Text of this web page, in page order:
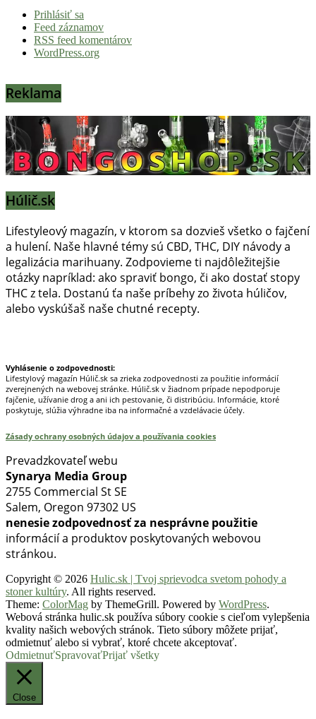
Prihlásiť sa
Feed záznamov
RSS feed komentárov
WordPress.org
Reklama
Húlič.sk
Lifestyleový magazín, v ktorom sa dozvieš všetko o fajčení
a hulení. Naše hlavné témy sú CBD, THC, DIY návody a
legalizácia marihuany. Zodpovieme ti najdôležitejšie
otázky napríklad: ako spraviť bongo, či ako dostať stopy
THC z tela. Dostanú ťa naše príbehy zo života húličov,
alebo vyskúšaš naše chutné recepty.
Vyhlásenie o zodpovednosti:
Lifestylový magazín Húlič.sk sa zrieka zodpovednosti za použitie informácií
zverejnených na webovej stránke. Húlič.sk v žiadnom prípade nepodporuje
fajčenie, užívanie drog a ani ich pestovanie, či distribúciu. Informácie, ktoré
poskytuje, slúžia výhradne iba na informačné a vzdelávacie účely.
Zásady ochrany osobných údajov a používania cookies
Prevadzkovateľ webu
Synarya Media Group
2755 Commercial St SE
Salem, Oregon 97302 US
nenesie zodpovednosť za nesprávne použitie
informácií a produktov poskytovaných webovou
stránkou.
Copyright © 2026 Hulic.sk | Tvoj sprievodca svetom pohody a
stoner kultúry. All rights reserved.
Theme: ColorMag by ThemeGrill. Powered by WordPress.
Webová stránka hulic.sk používa súbory cookie s cieľom vylepšenia
kvality našich webových stránok. Tieto súbory môžete prijať,
odmietnuť alebo si vybrať, ktoré chcete akceptovať.
OdmietnuťSpravovaťPrijať všetky
Close